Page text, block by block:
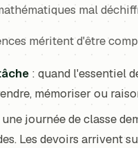
mal
méritent d'être
: quand l'essentiel
mémoriser ou
une journée de classe
Les devoirs arrivent